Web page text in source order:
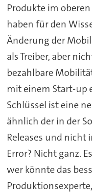
Produkte im
haben für den
Änderung der
als Treiber, aber
bezahlbare
mit einem Start-up
Schlüssel ist eine
ähnlich der in der
Releases und nicht
Error? Nicht ganz.
wer könnte das